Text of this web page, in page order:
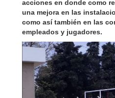
acciones en donde como
una mejora en las
como así también en las
empleados y jugadores.